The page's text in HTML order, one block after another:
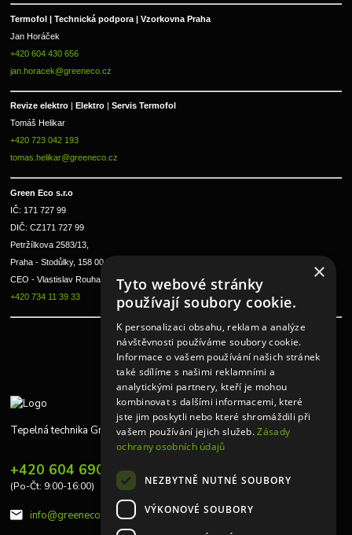
Termofol | Technická podpora | Vzorkovna Praha
Jan Horáček
+420 604 430 656
jan.horacek@greeneco.cz
Revize elektro Elektro
Servis Termofol
Tomáš Helikar
+420 723 042 193
tomas.helikar@greeneco.cz
Green Eco s.r.o
IČ: 171 727 99
DIČ: CZ171 727 99
Petržílkova 2583/13,
Praha - Stodůlky, 158 00
CEO - Vlastislav Rouha ml.
+420 734 11 39 33
Tepelná technika Greeneco
+420 604 690 848
(Po-Čt: 9:00-16:00)
info@greeneco.cz
×
Tyto webové stránky
používají soubory cookie.
K personalizaci obsahu, reklam a analýze
návštěvnosti používáme soubory cookie.
Informace o vašem používání našich stránek
také sdílíme s našimi reklamními a
analytickými partnery, kteří je mohou
kombinovat s dalšími informacemi, které
jste jim poskytli nebo které shromáždili při
vašem používání jejich služeb.Zásady
ochrany osobních údajů
NEZBYTNĚ NUTNÉ SOUBORY
VÝKONOVÉ SOUBORY